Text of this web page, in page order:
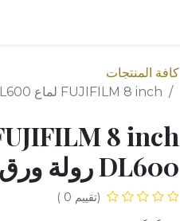
كافة المنتجات
FUJIFILM 8 inch لماع For DX-DE100 DL600 رولة ورق (65 متر)
DL600 رولة ورق (65 متر)
(تقييم 0 )